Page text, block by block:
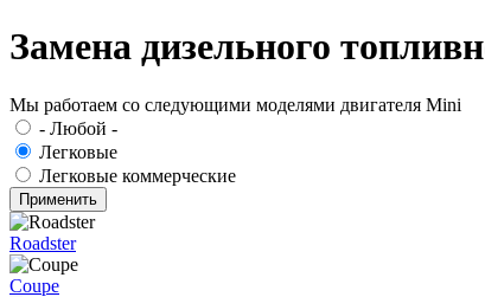
Замена дизельного
Мы работаем со следующими моделями двигателя Mini
- Любой -
Легковые
Легковые коммерческие
Roadster
Coupe